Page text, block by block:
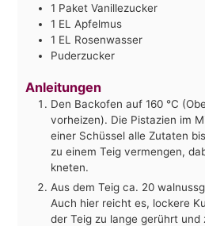
1 Paket Vanillezucker
1 EL Apfelmus
1 EL Rosenwasser
Puderzucker
Anleitungen
Den Backofen auf 160 °C
vorheizen). Die Pistazien im
einer Schüssel alle Zutaten
zu einem Teig vermengen,
kneten.
Aus dem Teig ca. 20
Auch hier reicht es, lockere
der Teig zu lange gerührt